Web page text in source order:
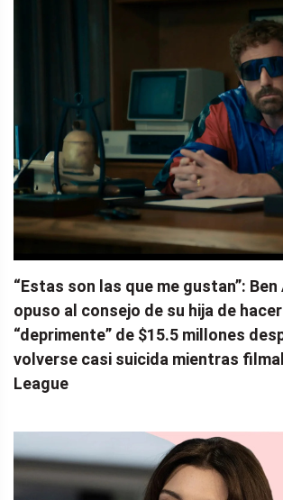
“Estas son las que me gustan”:
opuso al consejo de su hija de
“deprimente” de $15.5 millones
volverse casi suicida mientras
League